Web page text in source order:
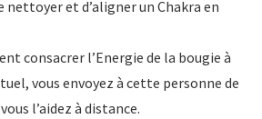
nettoyer et d’aligner un Chakra en
consacrer l’Energie de la bougie à
vous envoyez à cette personne de
l’aidez à distance.